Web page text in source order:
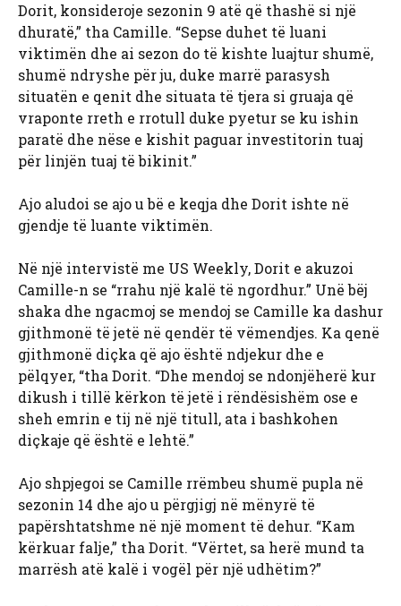
Dorit, konsideroje sezonin 9 atë që thashë si një
dhuratë,” tha Camille. “Sepse duhet të luani
viktimën dhe ai sezon do të kishte luajtur shumë,
shumë ndryshe për ju, duke marrë parasysh
situatën e qenit dhe situata të tjera si gruaja që
vraponte rreth e rrotull duke pyetur se ku ishin
paratë dhe nëse e kishit paguar investitorin tuaj
për linjën tuaj të bikinit.”
Ajo aludoi se ajo u bë e keqja dhe Dorit ishte në
gjendje të luante viktimën.
Në një intervistë me US Weekly, Dorit e akuzoi
Camille-n se “rrahu një kalë të ngordhur.” Unë bëj
shaka dhe ngacmoj se mendoj se Camille ka dashur
gjithmonë të jetë në qendër të vëmendjes. Ka qenë
gjithmonë diçka që ajo është ndjekur dhe e
pëlqyer, “tha Dorit. “Dhe mendoj se ndonjëherë kur
dikush i tillë kërkon të jetë i rëndësishëm ose e
sheh emrin e tij në një titull, ata i bashkohen
diçkaje që është e lehtë.”
Ajo shpjegoi se Camille rrëmbeu shumë pupla në
sezonin 14 dhe ajo u përgjigj në mënyrë të
papërshtatshme në një moment të dehur. “Kam
kërkuar falje,” tha Dorit. “Vërtet, sa herë mund ta
marrësh atë kalë i vogël për një udhëtim?”